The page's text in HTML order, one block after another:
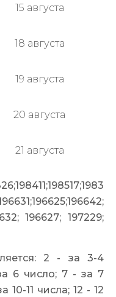
15 августа
18 августа
19 августа
20 августа
21 августа
8411;198517;1983
6642;
196627; 197229;
2 - за 3-4
6 число; 7 - за 7
10-11 числа; 12 - 12